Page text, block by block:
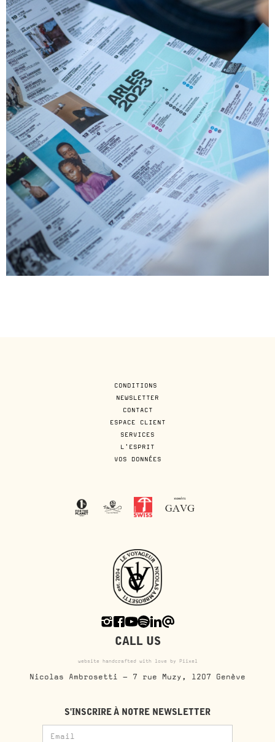
CONDITIONS
NEWSLETTER
CONTACT
ESPACE CLIENT
SERVICES
L'ESPRIT
VOS DONNÉES
CALL US
website handcrafted with love by Piixel
Nicolas Ambrosetti - 7 rue Muzy, 1207 Genève
S'INSCRIRE À NOTRE NEWSLETTER